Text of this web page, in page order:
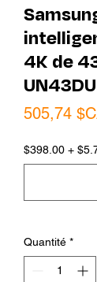
4K de
505,74
$398.00 +
Quantité *